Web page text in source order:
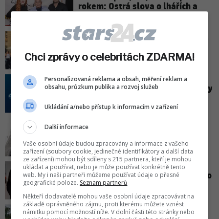
rokem: Ostrá slova o lhářích a
Štefan Margita popsal nešťastný
incident na oslavě! Odnesla to
Borhyová
Novinky k návratu SuperStar: Kdy
Robert Jašków si postěžoval na
diletanty v televizích!
Je to směšné! Kramár vysvětlil, o
co Ficovi na Slovensku jde
Chci zprávy o celebritách ZDARMA!
Personalizovaná reklama a obsah, měření reklam a
obsahu, průzkum publika a rozvoj služeb
Ukládání a/nebo přístup k informacím v zařízení
Další informace
Vaše osobní údaje budou zpracovány a informace z vašeho
zařízení (soubory cookie, jedinečné identifikátory a další data
ze zařízení) mohou být sdíleny s 215 partnera, kteří je mohou
ukládat a používat, nebo je může používat konkrétně tento
web. My i naši partneři můžeme používat údaje o přesné
geografické poloze. Seznam partnerů
Někteří dodavatelé mohou vaše osobní údaje zpracovávat na
základě oprávněného zájmu, proti kterému můžete vznést
námitku pomocí možností níže. V dolní části této stránky nebo